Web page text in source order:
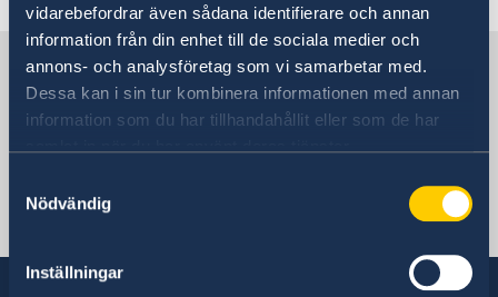
vidarebefordrar även sådana identifierare och annan
information från din enhet till de sociala medier och
annons- och analysföretag som vi samarbetar med.
Dessa kan i sin tur kombinera informationen med annan
information som du har tillhandahållit eller som de har
Nödvändig
Inställningar
Ambassadens reseinformation
Aktuella händelser
Allmänna säkerhetsläget
Terrorism
Naturförhållanden och katastrofer
In- och utresebestämmelser
Lokala lagar och sedvänjor
Försäkringsskydd
Service för svenska företag
Sverige i Komorerna
Sveriges ambassad
Kenya, Nairobi